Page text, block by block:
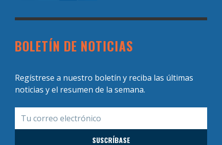
BOLETÍN DE NOTICIAS
Regístrese a nuestro boletín y reciba las últimas
noticias y el resumen de la semana.